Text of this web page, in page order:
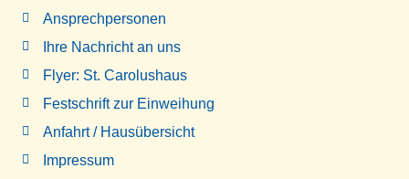
Ansprechpersonen
Ihre Nachricht an uns
Flyer: St. Carolushaus
Festschrift zur Einweihung
Anfahrt / Hausübersicht
Impressum